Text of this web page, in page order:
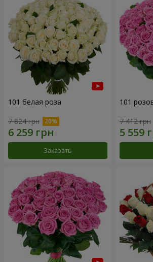
101 белая роза
7 824 грн
Заказать
101
7 412 грн